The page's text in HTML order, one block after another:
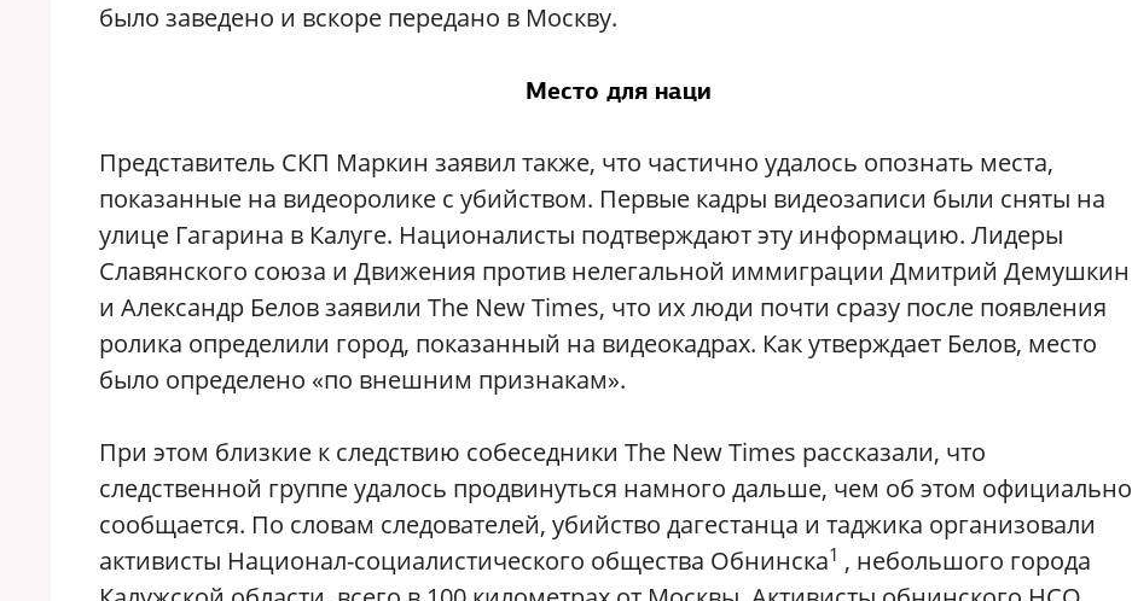
было заведено и вскоре передано в Москву.
Место для наци
Представитель СКП Маркин заявил также, что частично удалось опознать места,
показанные на видеоролике с убийством. Первые кадры видеозаписи были сняты на
улице Гагарина в Калуге. Националисты подтверждают эту информацию. Лидеры
Славянского союза и Движения против нелегальной иммиграции Дмитрий Демушкин
и Александр Белов заявили The New Times, что их люди почти сразу после появления
ролика определили город, показанный на видеокадрах. Как утверждает Белов, место
было определено «по внешним признакам».
При этом близкие к следствию собеседники The New Times рассказали, что
следственной группе удалось продвинуться намного дальше, чем об этом официально
сообщается. По словам следователей, убийство дагестанца и таджика организовали
активисты Национал-социалистического общества Обнинска1 , небольшого города